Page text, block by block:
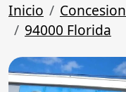
Inicio
94000 Florida